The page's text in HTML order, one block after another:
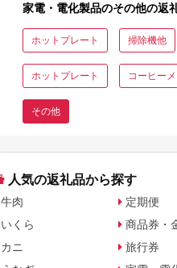
家電・電化製品のその他の返
ホットプレート 掃除機他
ホットプレート コーヒー
その他
人気の返礼品から探す
牛肉
いくら
カニ
定期便
商品券・
旅行券